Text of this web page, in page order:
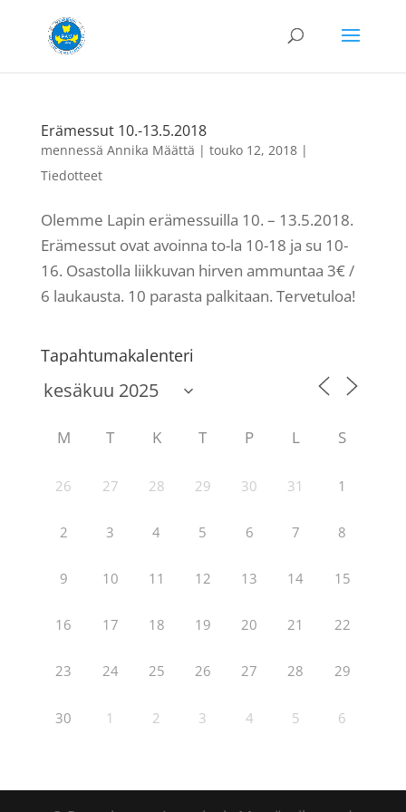
Erämessut 10.-13.5.2018
mennessä Annika Määttä | touko 12, 2018|
Tiedotteet
Olemme Lapin erämessuilla 10. – 13.5.2018.
Erämessut ovat avoinna to-la 10-18 ja su 10-
16. Osastolla liikkuvan hirven ammuntaa 3€ /
6 laukausta. 10 parasta palkitaan. Tervetuloa!
Tapahtumakalenteri
M T K T P L S
26 27 28 29 30 31 1
2 3 4 5 6 7 8
9 10 11 12 13 14 15
16 17 18 19 20 21 22
23 24 25 26 27 28 29
30 1 2 3 4 5 6